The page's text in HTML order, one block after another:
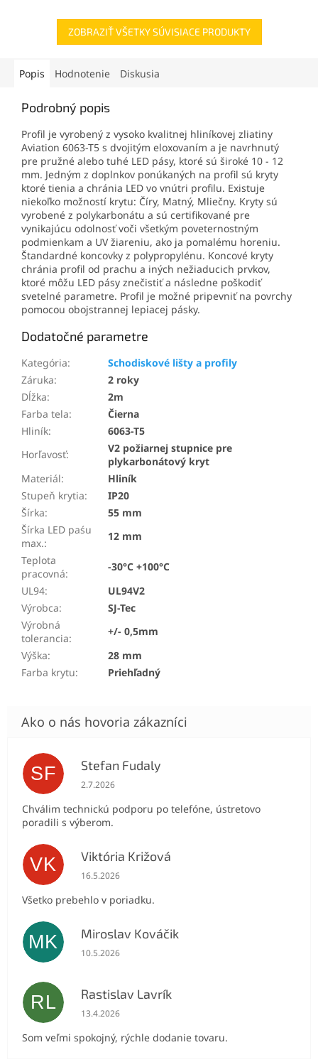
ZOBRAZIŤ VŠETKY SÚVISIACE PRODUKTY
Popis Hodnotenie Diskusia
Podrobný popis
Profil je vyrobený z vysoko kvalitnej hliníkovej zliatiny
Aviation 6063-T5 s dvojitým eloxovaním a je navrhnutý
pre pružné alebo tuhé LED pásy, ktoré sú široké 10 - 12
mm. Jedným z doplnkov ponúkaných na profil sú kryty
ktoré tienia a chránia LED vo vnútri profilu. Existuje
niekoľko možností krytu: Číry, Matný, Mliečny. Kryty sú
vyrobené z polykarbonátu a sú certifikované pre
vynikajúcu odolnosť voči všetkým poveternostným
podmienkam a UV žiareniu, ako ja pomalému horeniu.
Štandardné koncovky z polypropylénu. Koncové kryty
chránia profil od prachu a iných nežiaducich prvkov,
ktoré môžu LED pásy znečistiť a následne poškodiť
svetelné parametre. Profil je možné pripevniť na povrchy
pomocou obojstrannej lepiacej pásky.
Dodatočné parametre
Kategória:
Schodiskové lišty a profily
Záruka:
2 roky
Dĺžka:
2m
Farba tela:
Čierna
Hliník:
6063-T5
Horľavosť:
V2 požiarnej stupnice pre
plykarbonátový kryt
Materiál:
Hliník
Stupeň krytia:
IP20
Šírka:
55 mm
Šírka LED paśu
max.:
12 mm
Teplota
pracovná:
-30°C +100°C
UL94:
UL94V2
Výrobca:
SJ-Tec
Výrobná
tolerancia:
+/- 0,5mm
Výška:
28 mm
Farba krytu: Priehľadný
SF Stefan Fudaly
Hodnotenie obchodu je 5 z 5 hviezdičiek.
2.7.2026
Chválim technickú podporu po telefóne, ústretovo
poradili s výberom.
VK Viktória Križová
Hodnotenie obchodu je 5 z 5 hviezdičiek.
16.5.2026
Všetko prebehlo v poriadku.
MK Miroslav Kováčik
Hodnotenie obchodu je 5 z 5 hviezdičiek.
10.5.2026
RL Rastislav Lavrík
Hodnotenie obchodu je 5 z 5 hviezdičiek.
13.4.2026
Som veľmi spokojný, rýchle dodanie tovaru.